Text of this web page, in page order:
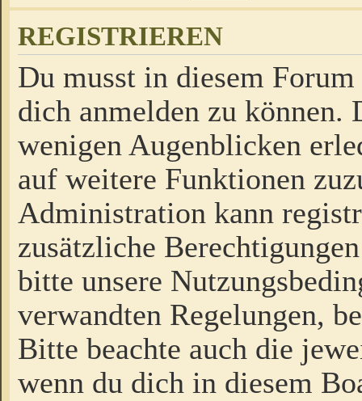
REGISTRIEREN
Du musst in diesem
dich anmelden zu
wenigen Augenblicken
auf weitere Funktionen
Administration kann
zusätzliche
bitte unsere
verwandten Regelungen,
Bitte beachte auch die
wenn du dich in diesem